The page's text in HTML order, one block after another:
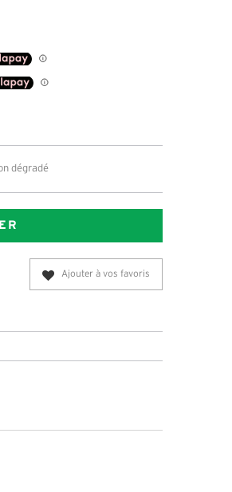
dégradé
Ajouter à vos favoris